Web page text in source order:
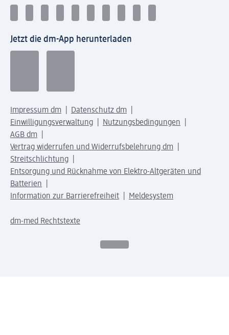
Jetzt die dm-App herunterladen
Impressum dm
Datenschutz dm
Einwilligungsverwaltung
Nutzungsbedingungen
AGB dm
Vertrag widerrufen und Widerrufsbelehrung dm
Streitschlichtung
Entsorgung und Rücknahme von Elektro-Altgeräten und
Batterien
Information zur Barrierefreiheit
Meldesystem
dm-med Rechtstexte